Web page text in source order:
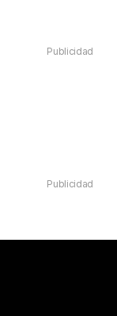
Publicidad
Publicidad